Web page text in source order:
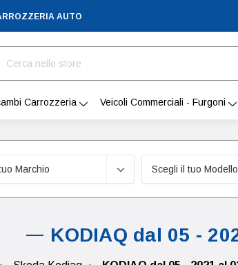
AUTO
Carrozzeria Veicoli Commerciali - Furgoni
KODIAQ dal 05 -